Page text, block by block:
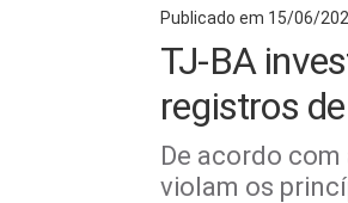
Publicado em 15/06/
TJ-BA
registros
De acordo
violam os